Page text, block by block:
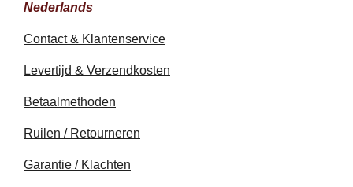
Nederlands
Contact & Klantenservice
Levertijd & Verzendkosten
Betaalmethoden
Ruilen / Retourneren
Garantie / Klachten